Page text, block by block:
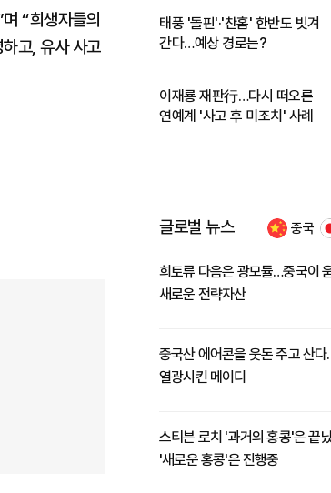
“희생자들의
고, 유사 사고
태풍 '돌핀'·'찬홈' 한반도 빗겨
간다…예상 경로는?
이재룡 재판行…다시 떠오른
연예계 '사고 후 미조치' 사례
글로벌 뉴스 중국
희토류 다음은 광모듈…중국이
새로운 전략자산
중국산 에어콘을 웃돈 주고 산다
열광시킨 메이디
스티븐 로치 '과거의 홍콩'은 끝
'새로운 홍콩'은 진행중